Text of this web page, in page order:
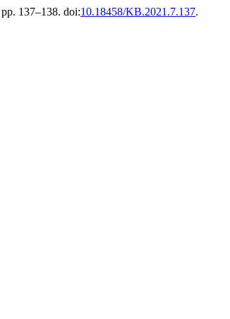
137–138. doi:10.18458/KB.2021.7.137.